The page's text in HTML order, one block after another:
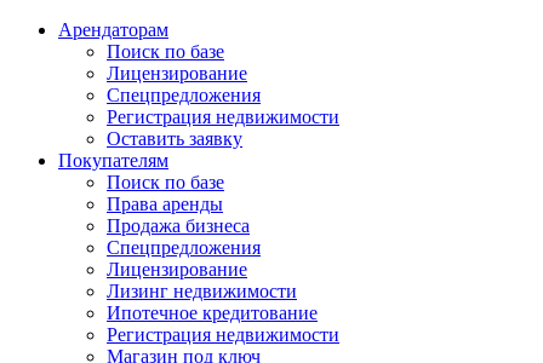
Арендаторам
Поиск по базе
Лицензирование
Спецпредложения
Регистрация недвижимости
Оставить заявку
Покупателям
Поиск по базе
Права аренды
Продажа бизнеса
Спецпредложения
Лицензирование
Лизинг недвижимости
Ипотечное кредитование
Регистрация недвижимости
Магазин под ключ